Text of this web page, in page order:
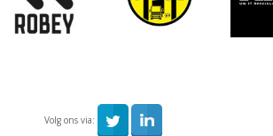
Volg ons via: